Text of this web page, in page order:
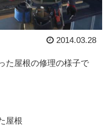
2014.03.28
た屋根の修理の様子で
屋根